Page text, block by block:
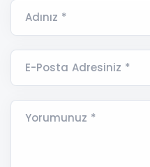
Adınız *
E-Posta Adresiniz *
Yorumunuz *